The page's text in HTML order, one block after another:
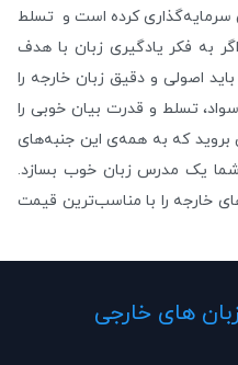
سرمایه‌گذاری کرده است و تسلط
به فکر یادگیری زبان با هدف
اصولی و دقیق زبان خارجه را
تسلط و قدرت بیان خوبی را
بروید که به همه‌ی این جنبه‌های
یک مدرس زبان خوب بسازد.
خارجه را با مناسب‌ترین قیمت
های خارجی